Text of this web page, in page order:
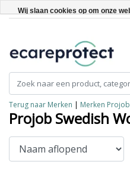
Terug naar Merken | Merken
Projob Swedish
Wij slaan cookies op om onze